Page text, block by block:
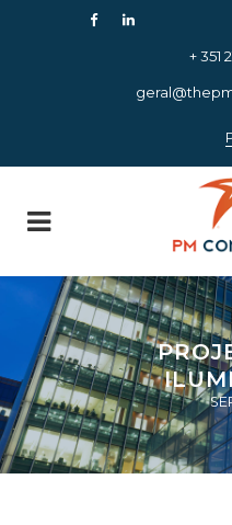
+ 351